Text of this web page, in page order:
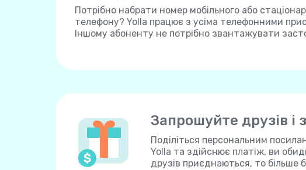
Потрібно набрати номер мобільного або
телефону? Yolla працює з усіма телефонними
Іншому абоненту не потрібно звантажувати
Запрошуйте друзів і
Поділіться персональним
Yolla та здійснює платіж, ви
друзів приєднаються, то більше